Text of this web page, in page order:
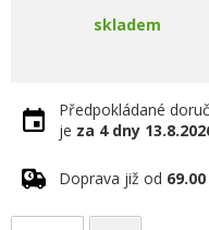
skladem
Předpokládané
je za 4 dny
Doprava již od